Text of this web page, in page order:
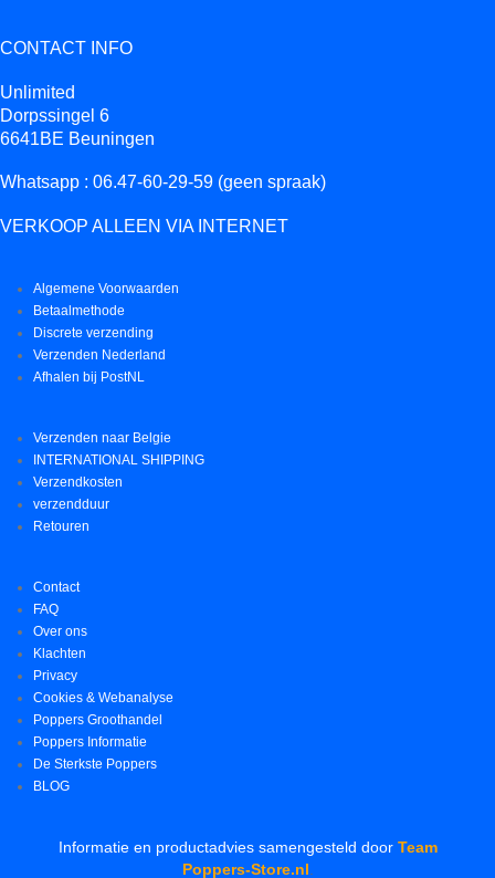
CONTACT INFO
Unlimited
Dorpssingel 6
6641BE Beuningen
Whatsapp : 06.47-60-29-59 (geen spraak)
VERKOOP ALLEEN VIA INTERNET
Algemene Voorwaarden
Betaalmethode
Discrete verzending
Verzenden Nederland
Afhalen bij PostNL
Verzenden naar Belgie
INTERNATIONAL SHIPPING
Verzendkosten
verzendduur
Retouren
Contact
FAQ
Over ons
Klachten
Privacy
Cookies & Webanalyse
Poppers Groothandel
Poppers Informatie
De Sterkste Poppers
BLOG
Informatie en productadvies samengesteld door Team
Poppers-Store.nl